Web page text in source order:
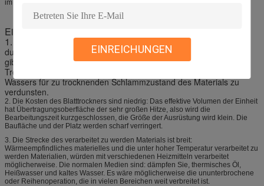
EINREICHUNGEN
im Staubkollektor behandelt. Abluft wird gelüftet.
Eigenschaften
1.
Der Wärmeverbrauch des Blattes ist niedrig: Keine Hitze
durchgeführt auf dem Luftweg wegen der indirekten Heizung; es
gibt keine Wärmedämmungsschicht mit der Außenwand des
Trockners. Er verbraucht 1,2 Kilogramm Dampf, um 1kg des
Wassers für zu trocknenden Schlammzustand des Materials zu
verdunsten.
2. Die Kosten des Blatttrockners sind niedrig: Das effektive Volumen der Einheit
hat Übertragungsoberfläche der sehr großen Hitze, also wird die
Bearbeitungszeit kurzgeschlossen, die Größe der Ausrüstung wird klein. Die
Baufläche und der Platz werden scharf verringert.
3. Die Strecke des verarbeitet zu werden Materials ist breit:
Wärmeempfindliches materielles und die unter hoher Temperatur verarbeitet zu
werden Materialien, würden mit verschiedenen Heizmitteln verarbeitet
möglicherweise. Die normalen Medien sind: dämpfen Sie, thermisches Öl,
Heißwasser und kaltes Wasser. Es wäre möglicherweise die ununterbrochene
oder Reihenoperation, die in vielen Bereichen weit verbreitet ist.